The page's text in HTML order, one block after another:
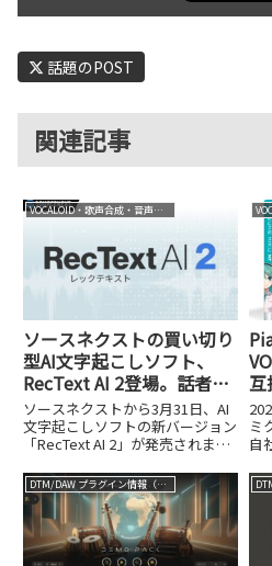
話題のPOST
関連記事
VOCALOID・歌声合成・音声合成
ソースネクストの買い切り
型AI文字起こしソフト、
RecText AI 2登場。話者分
離機能を新搭載し、グレー
ドアップした最新版をチェ
ック
ソースネクストから3月31日、AI
文字起こしソフトの新バージョン
「RecText AI 2」が発売されまし
ウンロード版で、初代と同じく買
い切り型・オフライン処理という
基本コンセプトを引き継ぎつつ、
複数の新機...
互
ジ
ミ
自
NT
ッ
DTM/DAW プラグイン情報（VST AU AAX）